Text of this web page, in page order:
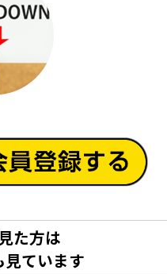
た方は
見ています